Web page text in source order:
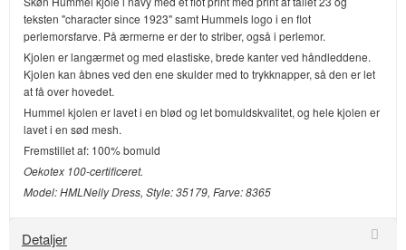
teksten "character since 1923" samt Hummels logo i en flot
perlemorsfarve. På ærmerne er der to striber, også i perlemor.
Kjolen er langærmet og med elastiske, brede kanter ved håndleddene.
Kjolen kan åbnes ved den ene skulder med to trykknapper, så den er let
at få over hovedet.
Hummel kjolen er lavet i en blød og let bomuldskvalitet, og hele kjolen er
lavet i en sød mesh.
Fremstillet af: 100% bomuld
Oekotex 100-certificeret.
Model:HMLNelly Dress, Style: 35179, Farve: 8365
Detaljer